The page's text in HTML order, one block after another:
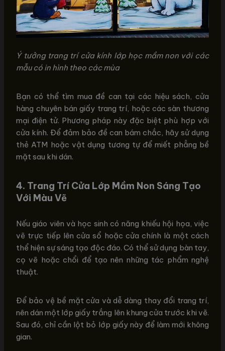
Ý tưởng trang trí cửa kính lớp học mầm non với các
mẫu có in hình theo các mùa
Bạn có thể tìm mua đề can tại các hiệu sách, cửa
hàng chuyên bán giấy trang trí, hoặc các sàn thương
mại điện tử. Phương pháp này đặc biệt phù hợp với
cửa kính. Để đảm bảo đề can bám chắc, hãy sử dụng
thẻ ATM hoặc vật dụng tương tự để miết phẳng bề
mặt sau khi dán.
4. Trang Trí Cửa Lớp Mầm Non Sáng Tạo
Với Màu Vẽ
Nếu giáo viên và học sinh có năng khiếu hội họa, việc
vẽ trực tiếp lên cửa sổ hoặc cửa chính là một cách
thể hiện sự sáng tạo độc đáo. Có thể sử dụng bàn tay,
cọ vẽ hoặc chổi để tạo nên những tác phẩm nghệ
thuật.
Để bảo vệ bề mặt cửa và dễ dàng thay đổi trang trí,
nên dán một lớp giấy trắng lên khung cửa trước khi vẽ.
Sau đó, chỉ cần lột bỏ lớp giấy này để làm mới không
gian.